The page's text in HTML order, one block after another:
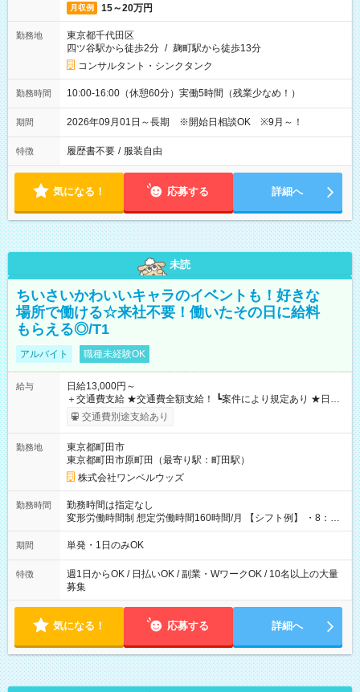
月収例 15～20万円
勤務地
東京都千代田区
四ツ谷駅から徒歩2分 / 麹町駅から徒歩13分
コンサルタント・シンクタンク
勤務時間 10:00-16:00（休憩60分）実働5時間（残業少なめ！）
期間 2026年09月01日～長期 ※開始日相談OK ※9月～！
特徴 履歴書不要 / 服装自由
気になる！ 応募する 詳細へ
未読
ちいさいかわいいキャラのイベントも！好きな
場所で働ける☆来社不要！働いたその日に給料
もらえる◎/T1
アルバイト 職種未経験OK
給与
日給13,000円～
＋交通費支給 ★交通費全額支給！ ┗案件により規定あり ★日払
いOK！（規定あり） ┗働いたその日に現金GET♪ お仕事後はコ
ンビニATMから 日払い分を引き落とせます！ 【試用期間】試
交通費別途支給あり
勤務地
東京都町田市
東京都町田市原町田（最寄り駅：町田駅）
株式会社ワンベルウッズ
勤務時間
勤務時間は指定なし
変形労働時間制 想定労働時間160時間/月 【シフト例】 ・8：00
～21：00
期間 単発・1日のみOK
特徴
週1日からOK / 日払いOK / 副業・WワークOK / 10名以上の大量
募集
気になる！ 応募する 詳細へ